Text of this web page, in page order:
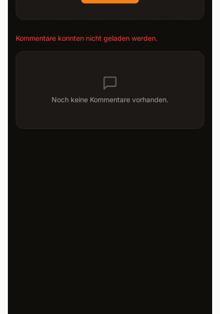
Kommentare konnten nicht geladen werden.
Noch keine Kommentare vorhanden.